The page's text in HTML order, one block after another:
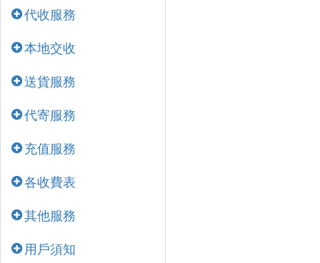
代收服務
本地交收
送貨服務
代寄服務
充值服務
各收費表
其他服務
用戶須知